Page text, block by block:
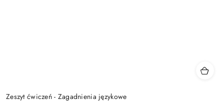
Zeszyt ćwiczeń - Zagadnienia językowe